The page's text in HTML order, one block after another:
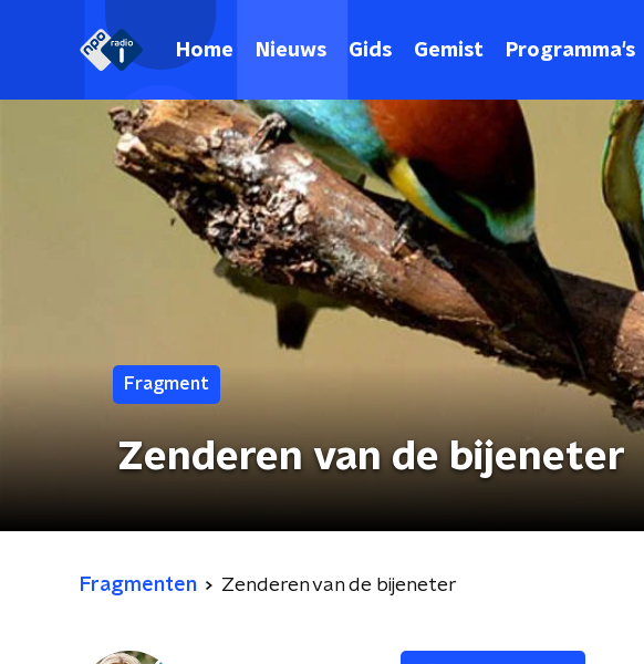
Home Nieuws Gids Gemist Programma's
Fragment
Zenderen van de bijeneter
Fragmenten Zenderen van de bijeneter